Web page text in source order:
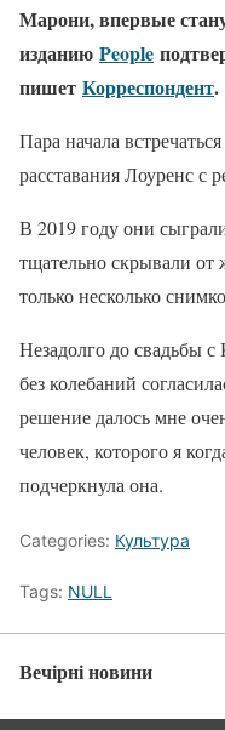
Марони, впервые
изданию People
пишет Корреспондент.
Пара начала
расставания Лоуренс
В 2019 году они
тщательно скрывали
только несколько
Незадолго до свадьбы
без колебаний
решение далось мне
человек, которого я
подчеркнула она.
Categories: Культура
Tags: NULL
Вечірні новини